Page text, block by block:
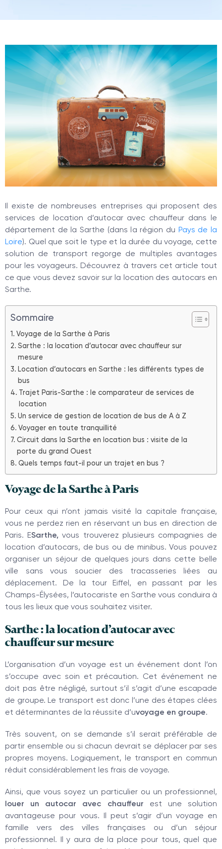
Il existe de nombreuses entreprises qui proposent des
services de location d’autocar avec chauffeur dans le
département de la Sarthe (dans la région du Pays de la
Loire). Quel que soit le type et la durée du voyage, cette
solution de transport regorge de multiples avantages
pour les voyageurs. Découvrez à travers cet article tout
ce que vous devez savoir sur la location des autocars en
Sarthe.
Sommaire
Voyage de la Sarthe à Paris
Sarthe : la location d’autocar avec chauffeur sur
mesure
Location d’autocars en Sarthe : les différents types de
bus
Trajet Paris-Sarthe : le comparateur de services de
location
Un service de gestion de location de bus de A à Z
Voyager en toute tranquillité
Circuit dans la Sarthe en location bus : visite de la
porte du grand Ouest
Quels temps faut-il pour un trajet en bus ?
Voyage de la Sarthe à Paris
Pour ceux qui n’ont jamais visité la capitale française,
vous ne perdez rien en réservant un bus en direction de
Paris. ESarthe, vous trouverez plusieurs compagnies de
location d’autocars, de bus ou de minibus. Vous pouvez
organiser un séjour de quelques jours dans cette belle
ville sans vous soucier des tracasseries liées au
déplacement. De la tour Eiffel, en passant par les
Champs-Élysées, l’autocariste en Sarthe vous conduira à
tous les lieux que vous souhaitez visiter.
Sarthe : la location d’autocar avec
chauffeur sur mesure
L’organisation d’un voyage est un événement dont l’on
s’occupe avec soin et précaution. Cet événement ne
doit pas être négligé, surtout s’il s’agit d’une escapade
de groupe. Le transport est donc l’une des étapes clées
et déterminantes de la réussite d’uvoyage en groupe.
Très souvent, on se demande s’il serait préférable de
partir ensemble ou si chacun devrait se déplacer par ses
propres moyens. Logiquement, le transport en commun
réduit considérablement les frais de voyage.
Ainsi, que vous soyez un particulier ou un professionnel,
louer un autocar avec chauffeur est une solution
avantageuse pour vous. Il peut s’agir d’un voyage en
famille vers des villes françaises ou d’un séjour
professionnel. Il y aura de la place pour tous, quel que